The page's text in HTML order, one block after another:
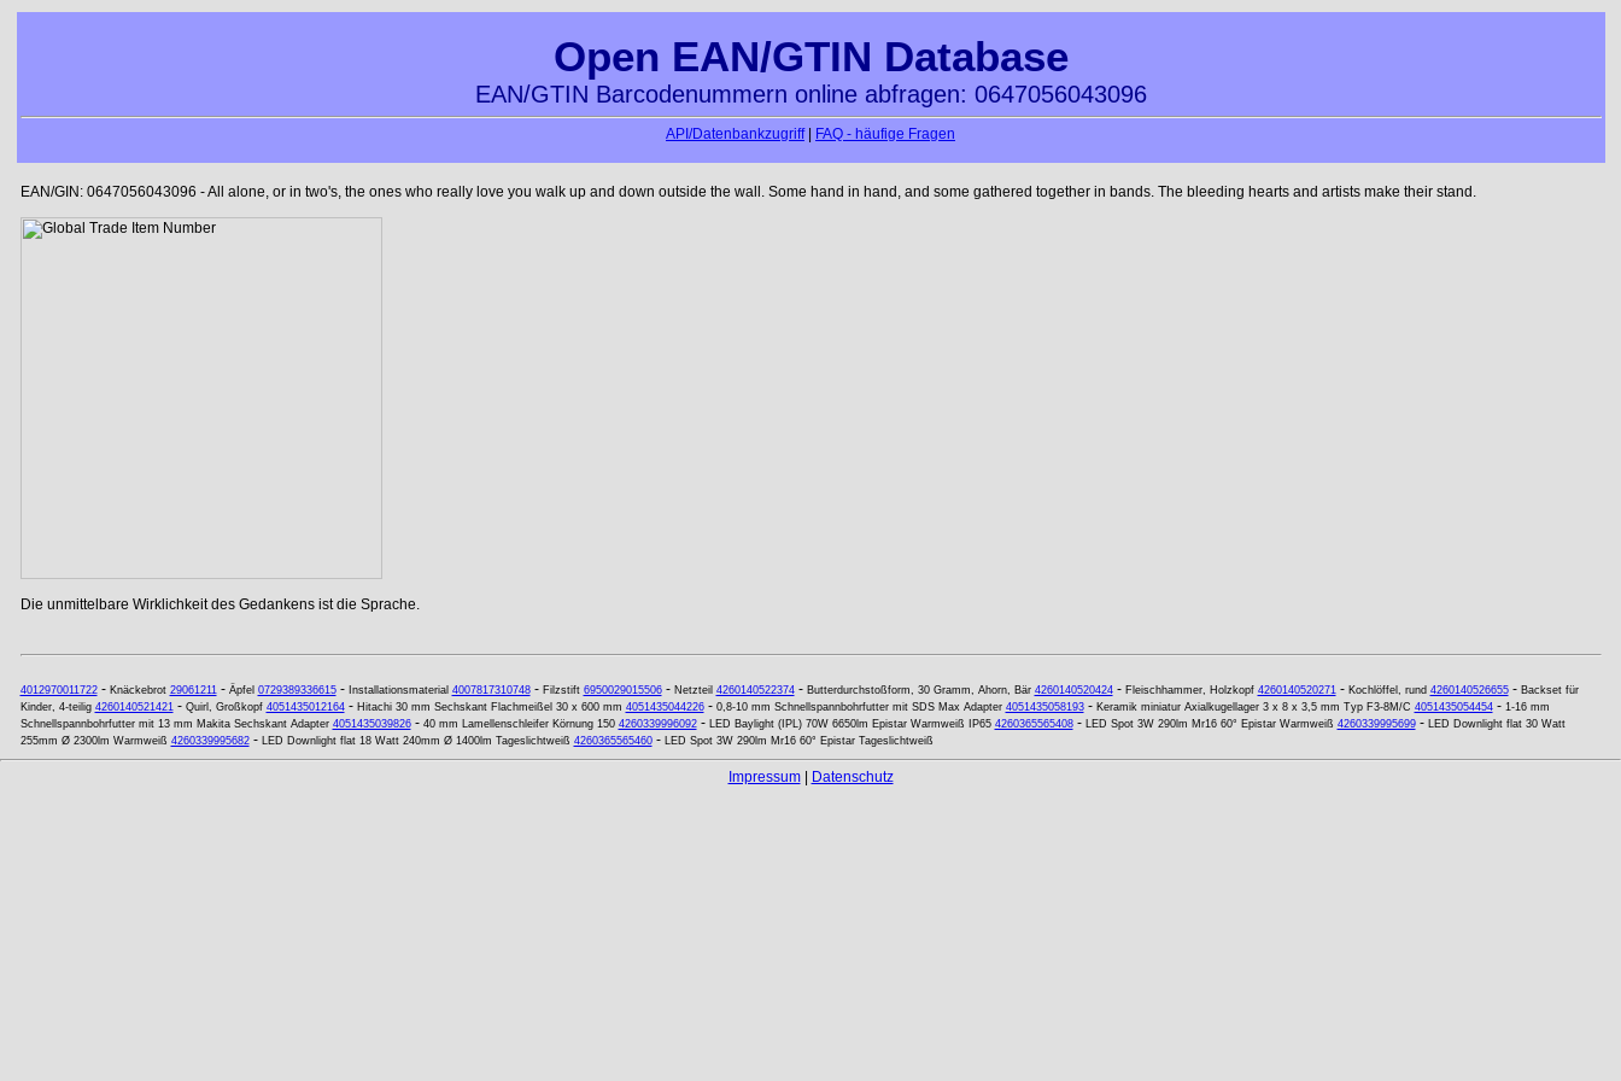
Open EAN/GTIN Database
EAN/GTIN Barcodenummern online abfragen: 0647056043096
API/Datenbankzugriff| FAQ - häufige Fragen
EAN/GIN: 0647056043096 - All alone, or in two's, the ones who really love you walk up and down outside the wall. Some hand in hand, and some gathered together in bands. The bleeding hearts and artists make their stand.
Die unmittelbare Wirklichkeit des Gedankens ist die Sprache.
4012970011722- Knäckebrot 29061211- Äpfel 0729389336615- Installationsmaterial 4007817310748- Filzstift 6950029015506- Netzteil 4260140522374- Butterdurchstoßform, 30 Gramm, Ahorn, Bär 4260140520424- Fleischhammer, Holzkopf 4260140520271- Kochlöffel, rund 4260140526655- Backset für
Kinder, 4-teilig 4260140521421- Quirl, Großkopf 4051435012164- Hitachi 30 mm Sechskant Flachmeißel 30 x 600 mm 4051435044226- 0,8-10 mm Schnellspannbohrfutter mit SDS Max Adapter 4051435058193- Keramik miniatur Axialkugellager 3 x 8 x 3,5 mm Typ F3-8M/C 4051435054454- 1-16 mm
Schnellspannbohrfutter mit 13 mm Makita Sechskant Adapter 4051435039826- 40 mm Lamellenschleifer Körnung 150 4260339996092- LED Baylight (IPL) 70W 6650lm Epistar Warmweiß IP65 4260365565408- LED Spot 3W 290lm Mr16 60° Epistar Warmweiß 4260339995699- LED Downlight flat 30 Watt
255mm Ø 2300lm Warmweiß 4260339995682- LED Downlight flat 18 Watt 240mm Ø 1400lm Tageslichtweiß 4260365565460- LED Spot 3W 290lm Mr16 60° Epistar Tageslichtweiß
Impressum| Datenschutz